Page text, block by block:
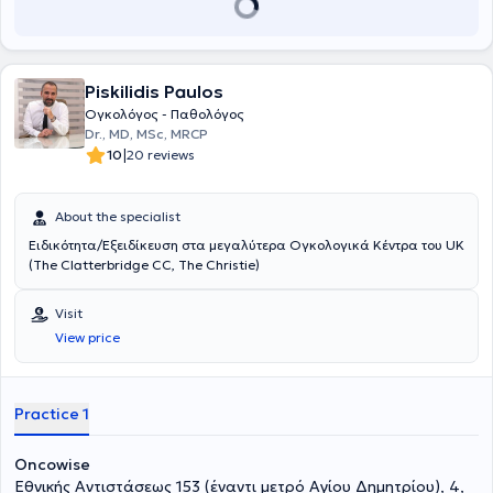
Piskilidis Paulos
Ογκολόγος - Παθολόγος
Dr., MD, MSc, MRCP
10|20 reviews
About the specialist
Ειδικότητα/Εξειδίκευση στα μεγαλύτερα Ογκολογικά Κέντρα του UK
(The Clatterbridge CC, The Christie)
Visit
View price
Practice 1
Oncowise
Εθνικής Αντιστάσεως 153 (έναντι μετρό Αγίου Δημητρίου), 4,